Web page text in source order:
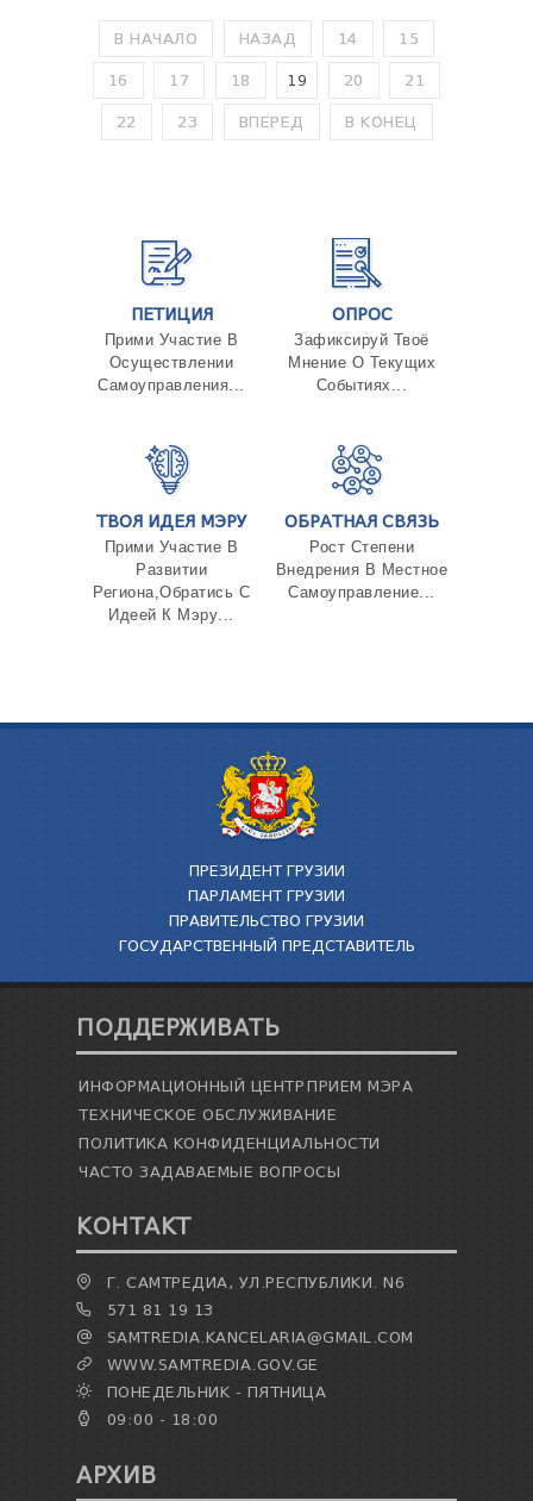
В НАЧАЛО НАЗАД 14 15
16 17 18 19 20 21
22 23 ВПЕРЕД В КОНЕЦ
ПЕТИЦИЯ
Прими Участие В
Осуществлении
Самоуправления...
ОПРОС
Зафиксируй Твоё
Мнение О Текущих
Событиях...
ТВОЯ ИДЕЯ МЭРУ
Прими Участие В
Развитии
Региона,Обратись С
Идеей К Мэру...
ОБРАТНАЯ СВЯЗЬ
Рост Степени
Внедрения В Местное
Самоуправление...
ПРЕЗИДЕНТ ГРУЗИИ
ПАРЛАМЕНТ ГРУЗИИ
ПРАВИТЕЛЬСТВО ГРУЗИИ
ГОСУДАРСТВЕННЫЙ ПРЕДСТАВИТЕЛЬ
ПОДДЕРЖИВАТЬ
ИНФОРМАЦИОННЫЙ ЦЕНТРПРИЕМ МЭРА
ТЕХНИЧЕСКОЕ ОБСЛУЖИВАНИЕ
ПОЛИТИКА КОНФИДЕНЦИАЛЬНОСТИ
ЧАСТО ЗАДАВАЕМЫЕ ВОПРОСЫ
КОНТАКТ
Г. САМТРЕДИА, УЛ.РЕСПУБЛИКИ. N6
571 81 19 13
SAMTREDIA.KANCELARIA@GMAIL.COM
WWW.SAMTREDIA.GOV.GE
ПОНЕДЕЛЬНИК - ПЯТНИЦА
09:00 - 18:00
АРХИВ